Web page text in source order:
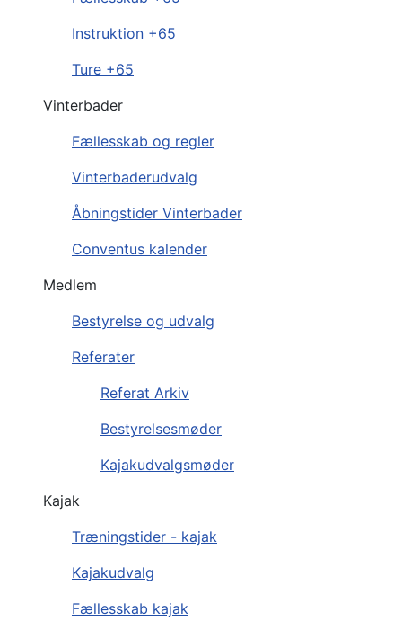
Instruktion +65
Ture +65
Vinterbader
Fællesskab og regler
Vinterbaderudvalg
Åbningstider Vinterbader
Conventus kalender
Medlem
Bestyrelse og udvalg
Referater
Referat Arkiv
Bestyrelsesmøder
Kajakudvalgsmøder
Kajak
Træningstider - kajak
Kajakudvalg
Fællesskab kajak